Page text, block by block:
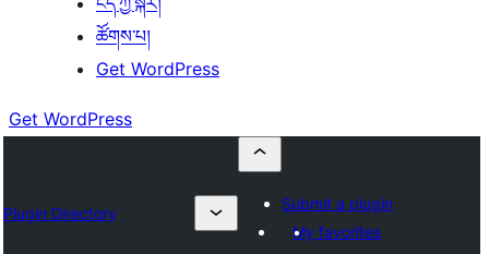
ཚོགས་པ།
Get WordPress
Get WordPress
Plugin Directory
Submit a plugin
My favorites